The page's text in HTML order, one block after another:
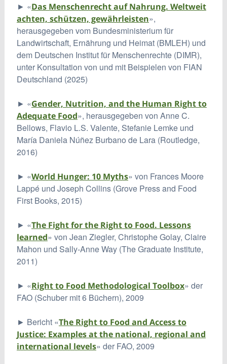
► «Das Menschenrecht auf Nahrung. Weltweit
achten, schützen, gewährleisten»,
herausgegeben vom Bundesministerium für
Landwirtschaft, Ernährung und Heimat (BMLEH) und
dem Deutschen Institut für Menschenrechte (DIMR),
unter Konsultation von und mit Beispielen von FIAN
Deutschland (2025)
► «Gender, Nutrition, and the Human Right to
Adequate Food», herausgegeben von Anne C.
Bellows, Flavio L.S. Valente, Stefanie Lemke und
María Daniela Núñez Burbano de Lara (Routledge,
2016)
► «World Hunger: 10 Myths» von Frances Moore
Lappé und Joseph Collins (Grove Press and Food
First Books, 2015)
► «The Fight for the Right to Food. Lessons
learned» von Jean Ziegler, Christophe Golay, Claire
Mahon und Sally-Anne Way (The Graduate Institute,
2011)
► «Right to Food Methodological Toolbox» der
FAO (Schuber mit 6 Büchern), 2009
► Bericht «The Right to Food and Access to
Justice: Examples at the national, regional and
international levels» der FAO, 2009